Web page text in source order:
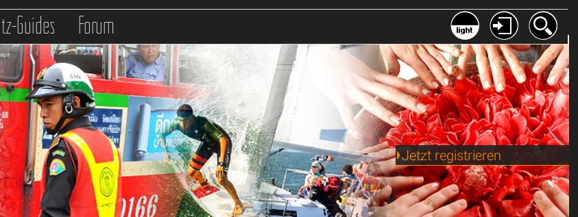
Guides Forum
Jetzt registrieren